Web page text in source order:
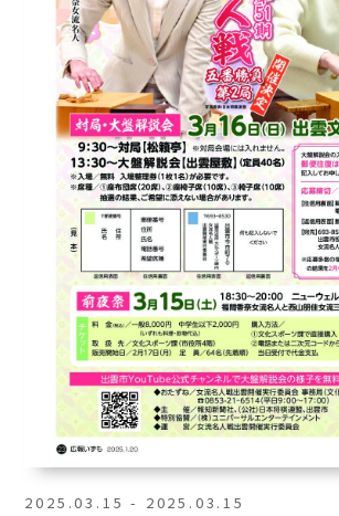
2025.03.15 - 2025.03.15